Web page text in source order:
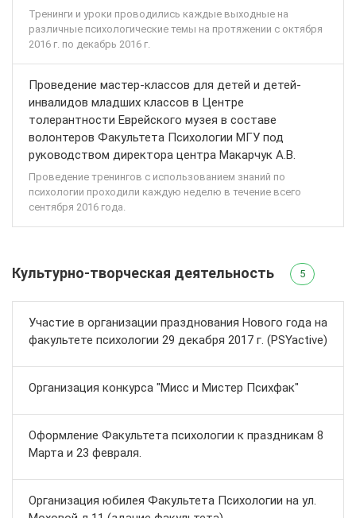
Тренинги и уроки проводились каждые выходные на
различные психологические темы на протяжении с октября
2016 г. по декабрь 2016 г.
Проведение мастер-классов для детей и детей-
инвалидов младших классов в Центре
толерантности Еврейского музея в составе
волонтеров Факультета Психологии МГУ под
руководством директора центра Макарчук А.В.
Проведение тренингов с использованием знаний по
психологии проходили каждую неделю в течение всего
сентября 2016 года.
Культурно-творческая деятельность 5
Участие в организации празднования Нового года на
факультете психологии 29 декабря 2017 г. (PSYactive)
Организация конкурса "Мисс и Мистер Психфак"
Оформление Факультета психологии к праздникам 8
Марта и 23 февраля.
Организация юбилея Факультета Психологии на ул.